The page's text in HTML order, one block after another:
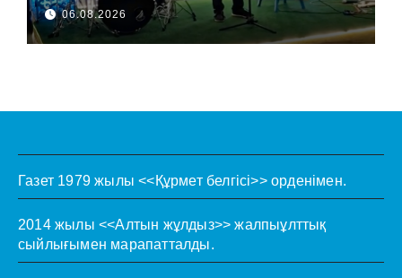
06.08.2026
Газет 1979 жылы <<Құрмет белгісі>> орденімен.
2014 жылы <<Алтын жұлдыз>> жалпыұлттық
сыйлығымен марапатталды.